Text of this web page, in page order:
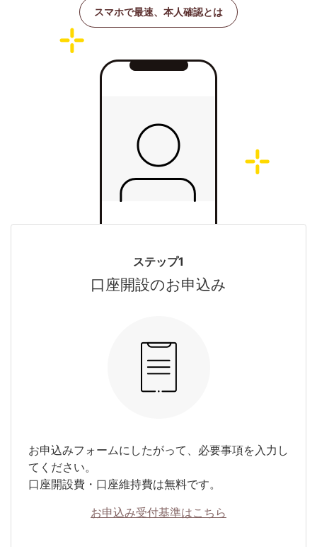
スマホで最速、本人確認とは
ステップ1
口座開設のお申込み
お申込みフォームにしたがって、必要事項を入力し
てください。
口座開設費・口座維持費は無料です。
お申込み受付基準はこちら